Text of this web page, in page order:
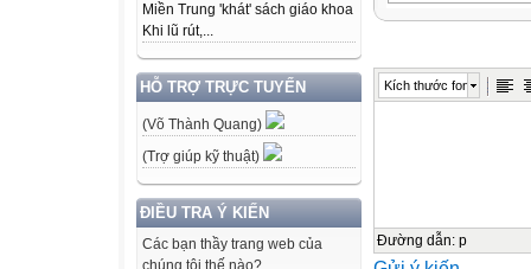
Miền Trung 'khát' sách giáo khoa
Khi lũ rút,...
HỖ TRỢ TRỰC TUYẾN
(Võ Thành Quang)
(Trợ giúp kỹ thuật)
ĐIỀU TRA Ý KIẾN
Các bạn thầy trang web của
chúng tôi thế nào?
a) Dấu (+) và
đồ)
tích của một
Kích thước font
Đường dẫn: p